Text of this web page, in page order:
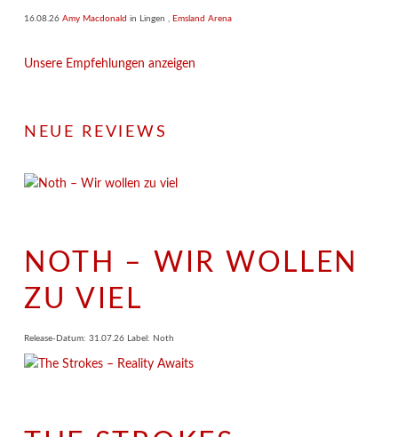
16.08.26 Amy Macdonald in Lingen , Emsland Arena
Unsere Empfehlungen anzeigen
NEUE REVIEWS
NOTH – WIR WOLLEN
ZU VIEL
Release-Datum: 31.07.26 Label: Noth